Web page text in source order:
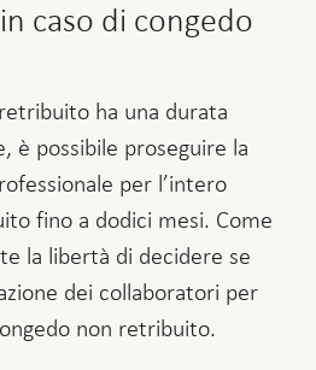
caso di congedo
ha una durata
è possibile proseguire la
per l’intero
fino a dodici mesi. Come
la libertà di decidere se
dei collaboratori per
non retribuito.